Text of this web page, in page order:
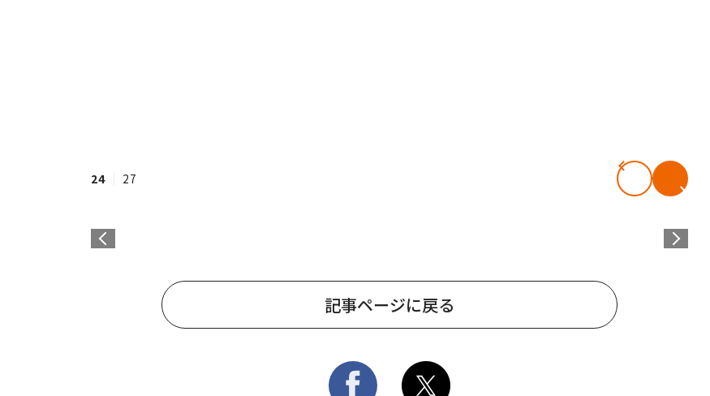
24 27
記事ページに戻る